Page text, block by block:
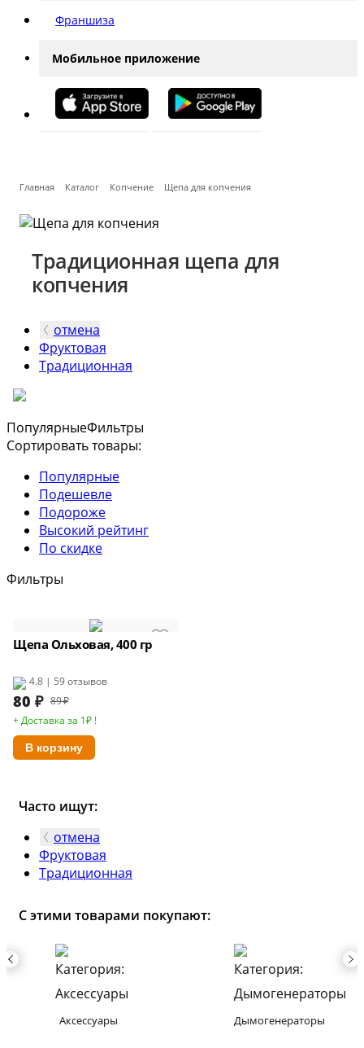
Франшиза
Мобильное приложение
Главная Каталог Копчение Щепа для копчения
Традиционная щепа для
копчения
отмена
Фруктовая
Традиционная
ПопулярныеФильтры
Сортировать товары:
Популярные
Подешевле
Подороже
Высокий рейтинг
По скидке
Фильтры
Щепа Ольховая, 400 гр
4.8 | 59 отзывов
80 ₽ 89 ₽
+ Доставка за 1₽ !
В корзину
Часто ищут:
отмена
Фруктовая
Традиционная
С этими товарами покупают:
Аксессуары Дымогенераторы